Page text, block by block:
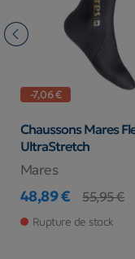
-7,06 €
Chaussons Mares
UltraStretch
Mares
Prix
48,89 €
Prix de base
55,95 €
Rupture de stock